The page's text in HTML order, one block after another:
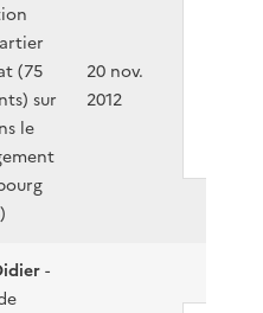
(75
sur
le
20 nov.
2012
-